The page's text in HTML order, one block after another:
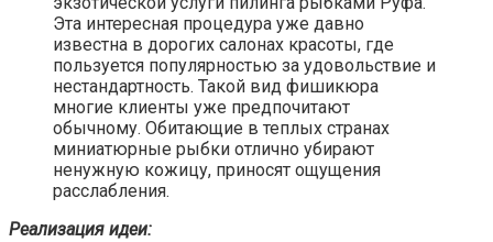
Эта интересная процедура уже давно
известна в дорогих салонах красоты, где
пользуется популярностью за удовольствие и
нестандартность. Такой вид фишикюра
многие клиенты уже предпочитают
обычному. Обитающие в теплых странах
миниатюрные рыбки отлично убирают
ненужную кожицу, приносят ощущения
расслабления.
Реализация идеи: